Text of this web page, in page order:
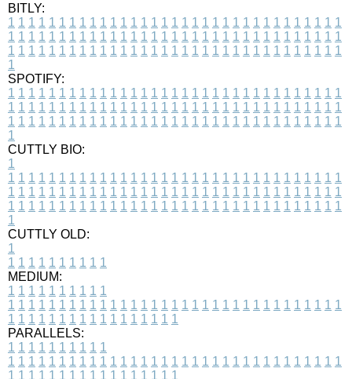
BITLY:
1 1 1 1 1 1 1 1 1 1 1 1 1 1 1 1 1 1 1 1 1 1 1 1 1 1 1 1 1 1 1 1 1
1 1 1 1 1 1 1 1 1 1 1 1 1 1 1 1 1 1 1 1 1 1 1 1 1 1 1 1 1 1 1 1 1
1 1 1 1 1 1 1 1 1 1 1 1 1 1 1 1 1 1 1 1 1 1 1 1 1 1 1 1 1 1 1 1 1
1
SPOTIFY:
1 1 1 1 1 1 1 1 1 1 1 1 1 1 1 1 1 1 1 1 1 1 1 1 1 1 1 1 1 1 1 1 1
1 1 1 1 1 1 1 1 1 1 1 1 1 1 1 1 1 1 1 1 1 1 1 1 1 1 1 1 1 1 1 1 1
1 1 1 1 1 1 1 1 1 1 1 1 1 1 1 1 1 1 1 1 1 1 1 1 1 1 1 1 1 1 1 1 1
1
CUTTLY BIO:
1
1 1 1 1 1 1 1 1 1 1 1 1 1 1 1 1 1 1 1 1 1 1 1 1 1 1 1 1 1 1 1 1 1
1 1 1 1 1 1 1 1 1 1 1 1 1 1 1 1 1 1 1 1 1 1 1 1 1 1 1 1 1 1 1 1 1
1 1 1 1 1 1 1 1 1 1 1 1 1 1 1 1 1 1 1 1 1 1 1 1 1 1 1 1 1 1 1 1 1
1
CUTTLY OLD:
1
1 1 1 1 1 1 1 1 1 1
MEDIUM:
1 1 1 1 1 1 1 1 1 1
1 1 1 1 1 1 1 1 1 1 1 1 1 1 1 1 1 1 1 1 1 1 1 1 1 1 1 1 1 1 1 1 1
1 1 1 1 1 1 1 1 1 1 1 1 1 1 1 1 1
PARALLELS:
1 1 1 1 1 1 1 1 1 1
1 1 1 1 1 1 1 1 1 1 1 1 1 1 1 1 1 1 1 1 1 1 1 1 1 1 1 1 1 1 1 1 1
1 1 1 1 1 1 1 1 1 1 1 1 1 1 1 1 1